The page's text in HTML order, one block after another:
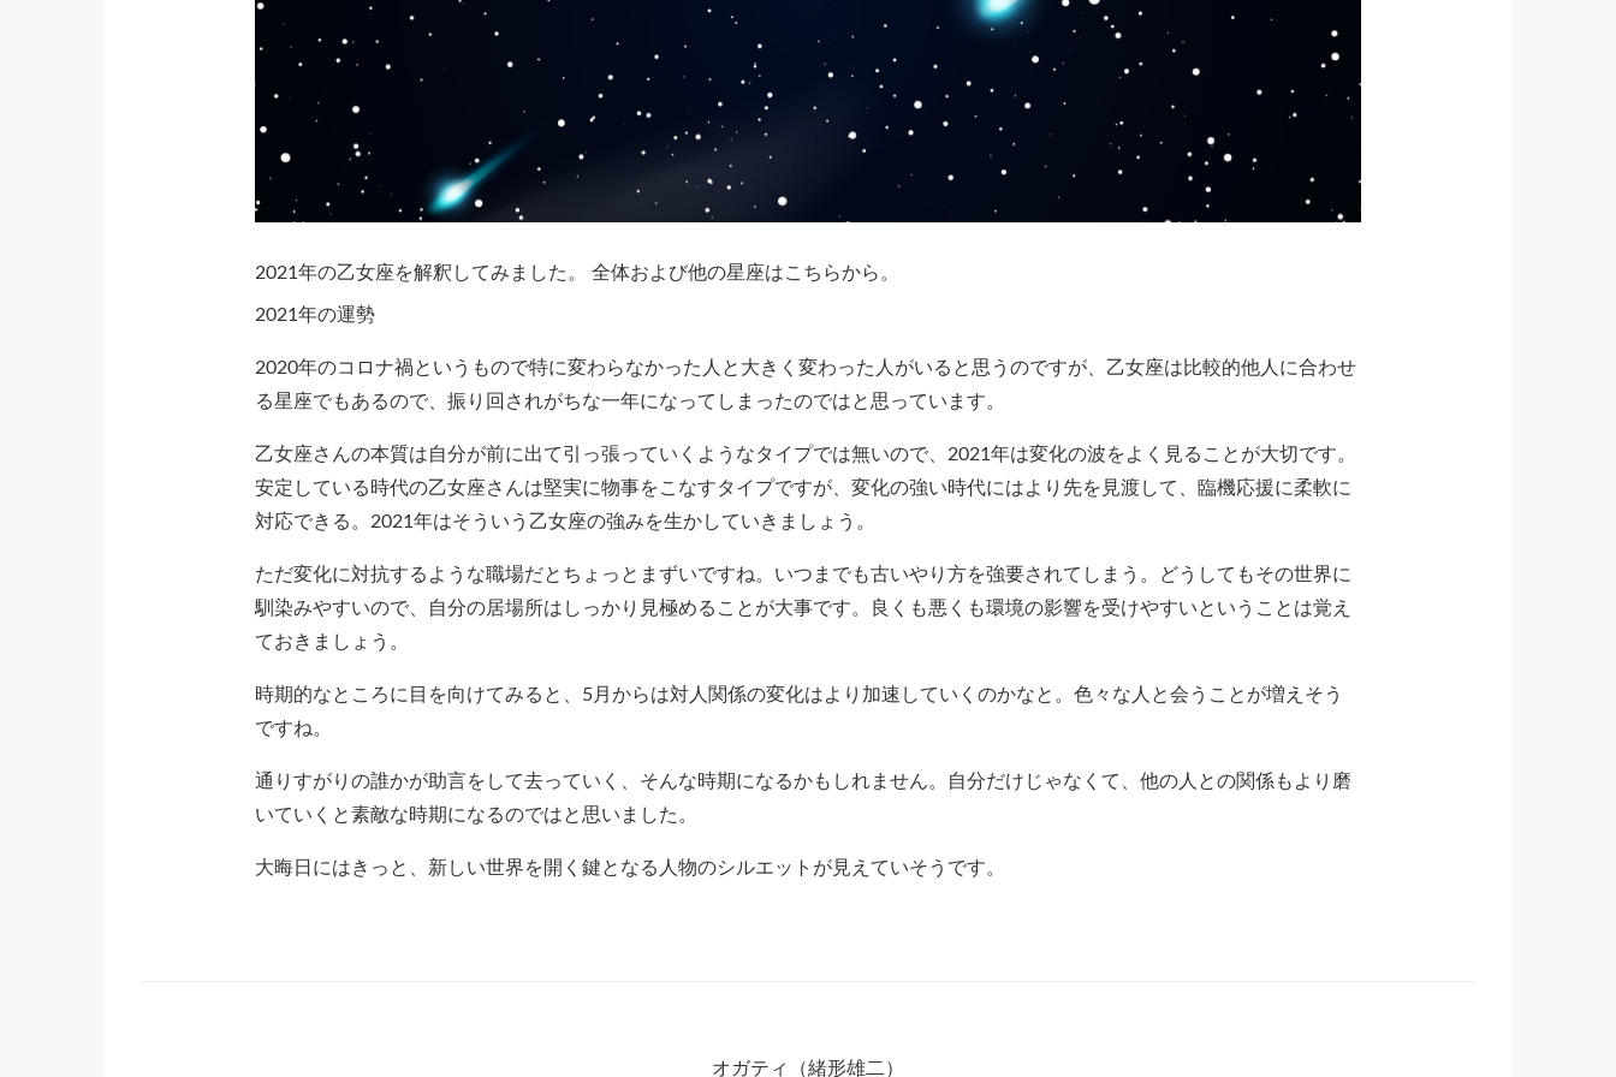
2021年の乙女座を解釈してみました。 全体および他の星座はこちらから。
2021年の運勢
2020年のコロナ禍というもので特に変わらなかった人と大きく変わった人がいると思うのですが、乙女座は比較的他人に合わせ
る星座でもあるので、振り回されがちな一年になってしまったのではと思っています。
乙女座さんの本質は自分が前に出て引っ張っていくようなタイプでは無いので、2021年は変化の波をよく見ることが大切です。
安定している時代の乙女座さんは堅実に物事をこなすタイプですが、変化の強い時代にはより先を見渡して、臨機応援に柔軟に
対応できる。2021年はそういう乙女座の強みを生かしていきましょう。
ただ変化に対抗するような職場だとちょっとまずいですね。いつまでも古いやり方を強要されてしまう。どうしてもその世界に
馴染みやすいので、自分の居場所はしっかり見極めることが大事です。良くも悪くも環境の影響を受けやすいということは覚え
ておきましょう。
時期的なところに目を向けてみると、5月からは対人関係の変化はより加速していくのかなと。色々な人と会うことが増えそう
ですね。
通りすがりの誰かが助言をして去っていく、そんな時期になるかもしれません。自分だけじゃなくて、他の人との関係もより磨
いていくと素敵な時期になるのではと思いました。
大晦日にはきっと、新しい世界を開く鍵となる人物のシルエットが見えていそうです。
オガティ（緒形雄二）